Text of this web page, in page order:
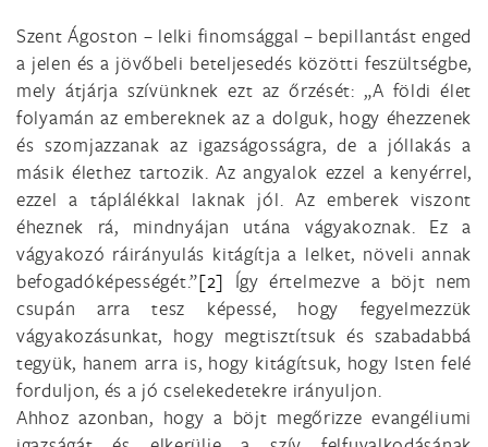
Szent Ágoston – lelki finomsággal – bepillantást enged
a jelen és a jövőbeli beteljesedés közötti feszültségbe,
mely átjárja szívünknek ezt az őrzését: „A földi élet
folyamán az embereknek az a dolguk, hogy éhezzenek
és szomjazzanak az igazságosságra, de a jóllakás a
másik élethez tartozik. Az angyalok ezzel a kenyérrel,
ezzel a táplálékkal laknak jól. Az emberek viszont
éheznek rá, mindnyájan utána vágyakoznak. Ez a
vágyakozó ráirányulás kitágítja a lelket, növeli annak
befogadóképességét.”[2] Így értelmezve a böjt nem
csupán arra tesz képessé, hogy fegyelmezzük
vágyakozásunkat, hogy megtisztítsuk és szabadabbá
tegyük, hanem arra is, hogy kitágítsuk, hogy Isten felé
forduljon, és a jó cselekedetekre irányuljon.
Ahhoz azonban, hogy a böjt megőrizze evangéliumi